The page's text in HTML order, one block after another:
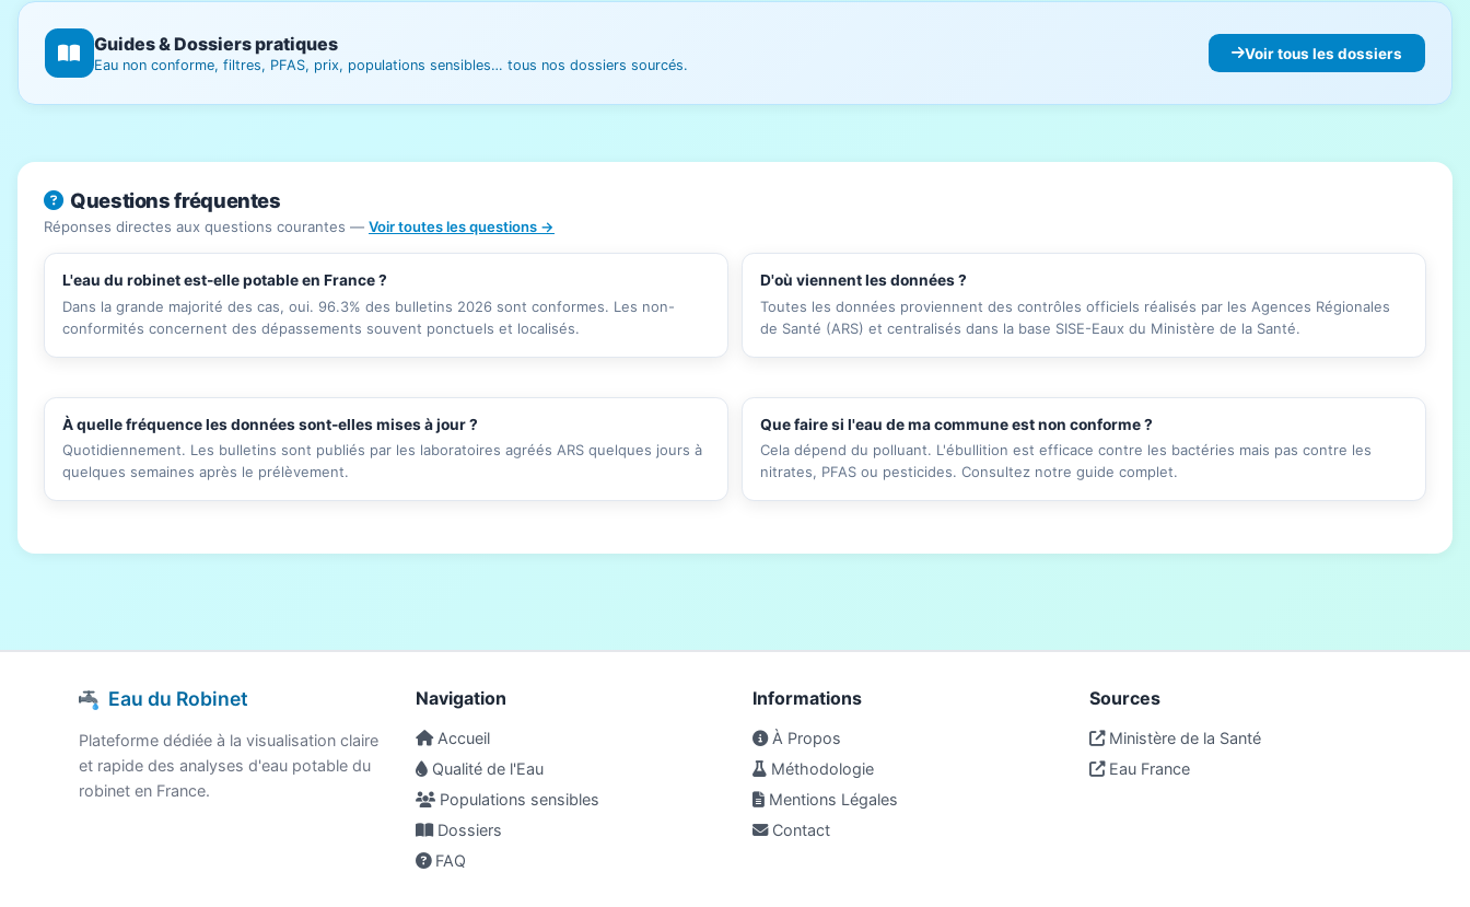
Guides & Dossiers pratiques
Eau non conforme, filtres, PFAS, prix, populations sensibles… tous nos dossiers sourcés.
Voir tous les dossiers
Questions fréquentes
Réponses directes aux questions courantes — Voir toutes les questions →
L'eau du robinet est-elle potable en France ?
Dans la grande majorité des cas, oui. 96.3% des bulletins 2026 sont conformes. Les non-
conformités concernent des dépassements souvent ponctuels et localisés.
D'où viennent les données ?
Toutes les données proviennent des contrôles officiels réalisés par les Agences Régionales
de Santé (ARS) et centralisés dans la base SISE-Eaux du Ministère de la Santé.
À quelle fréquence les données sont-elles mises à jour ?
Quotidiennement. Les bulletins sont publiés par les laboratoires agréés ARS quelques jours à
quelques semaines après le prélèvement.
Que faire si l'eau de ma commune est non conforme ?
Cela dépend du polluant. L'ébullition est efficace contre les bactéries mais pas contre les
nitrates, PFAS ou pesticides. Consultez notre guide complet.
Eau du Robinet
Plateforme dédiée à la visualisation claire
et rapide des analyses d'eau potable du
robinet en France.
Navigation
Accueil
Qualité de l'Eau
Populations sensibles
Dossiers
FAQ
Informations
À Propos
Méthodologie
Mentions Légales
Contact
Sources
Ministère de la Santé
Eau France